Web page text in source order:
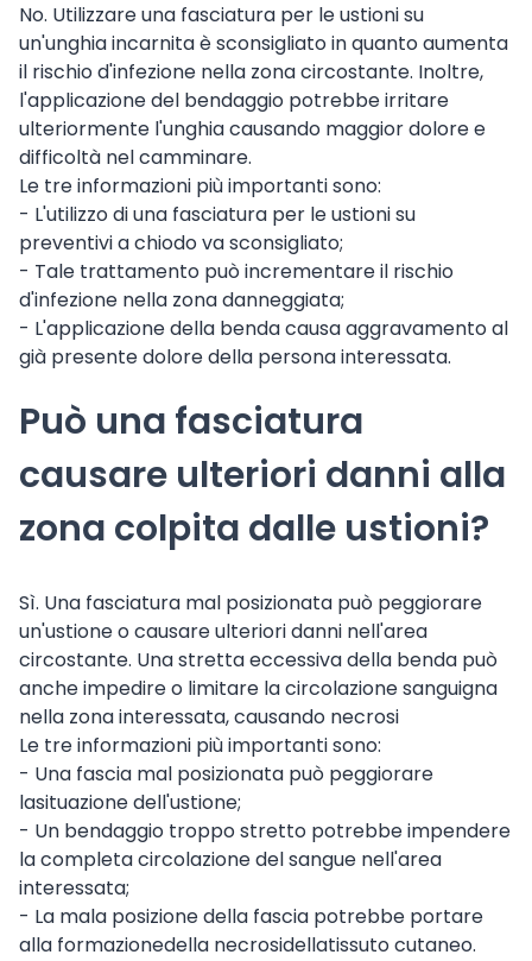
No. Utilizzare una fasciatura per le ustioni su
un'unghia incarnita è sconsigliato in quanto aumenta
il rischio d'infezione nella zona circostante. Inoltre,
l'applicazione del bendaggio potrebbe irritare
ulteriormente l'unghia causando maggior dolore e
difficoltà nel camminare.
Le tre informazioni più importanti sono:
- L'utilizzo di una fasciatura per le ustioni su
preventivi a chiodo va sconsigliato;
- Tale trattamento può incrementare il rischio
d'infezione nella zona danneggiata;
- L'applicazione della benda causa aggravamento al
già presente dolore della persona interessata.
Può una fasciatura
causare ulteriori danni alla
zona colpita dalle ustioni?
Sì. Una fasciatura mal posizionata può peggiorare
un'ustione o causare ulteriori danni nell'area
circostante. Una stretta eccessiva della benda può
anche impedire o limitare la circolazione sanguigna
nella zona interessata, causando necrosi
Le tre informazioni più importanti sono:
- Una fascia mal posizionata può peggiorare
lasituazione dell'ustione;
- Un bendaggio troppo stretto potrebbe impendere
la completa circolazione del sangue nell'area
interessata;
- La mala posizione della fascia potrebbe portare
alla formazionedella necrosidellatissuto cutaneo.